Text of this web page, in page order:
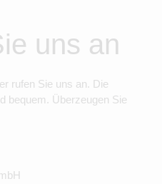
uns an
rufen Sie uns an. Die
bequem. Überzeugen Sie